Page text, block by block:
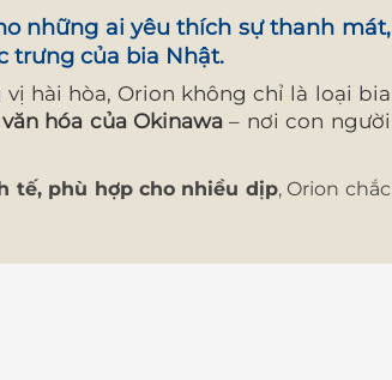
những ai yêu thích sự thanh mát,
trưng của bia Nhật.
hài hòa, Orion không chỉ là loại bia
hóa của Okinawa – nơi con người
tế, phù hợp cho nhiều dịp, Orion chắc